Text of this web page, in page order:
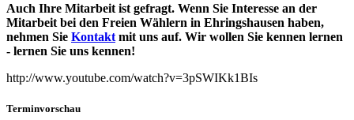
Auch Ihre Mitarbeit ist gefragt. Wenn Sie Interesse an der
Mitarbeit bei den Freien Wählern in Ehringshausen haben,
nehmen Sie Kontakt mit uns auf. Wir wollen Sie kennen lernen
- lernen Sie uns kennen!
http://www.youtube.com/watch?v=3pSWIKk1BIs
Terminvorschau